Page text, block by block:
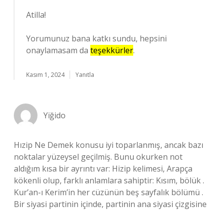
Atilla!
Yorumunuz bana katkı sundu, hepsini
onaylamasam da teşekkürler.
Kasım 1, 2024 Yanıtla
Yiğido
Hızip Ne Demek konusu iyi toparlanmış, ancak bazı
noktalar yüzeysel geçilmiş. Bunu okurken not
aldığım kısa bir ayrıntı var: Hizip kelimesi, Arapça
kökenli olup, farklı anlamlara sahiptir: Kısım, bölük .
Kur’an-ı Kerim’in her cüzünün beş sayfalık bölümü .
Bir siyasi partinin içinde, partinin ana siyasi çizgisine